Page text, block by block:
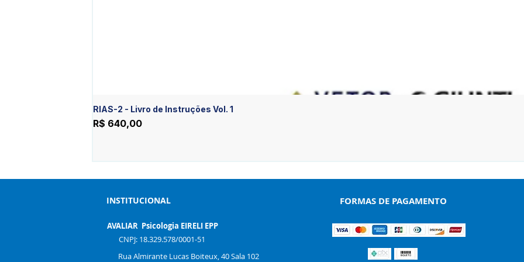
RIAS-2 - Livro de Instruções Vol. 1
Preço
R$ 640,00
INSTITUCIONAL
AVALIAR Psicologia EIRELI EPP
CNPJ: 18.329.578/0001-51
Rua Almirante Lucas Boiteux, 40 Sala 102
FORMAS DE PAGAMENTO